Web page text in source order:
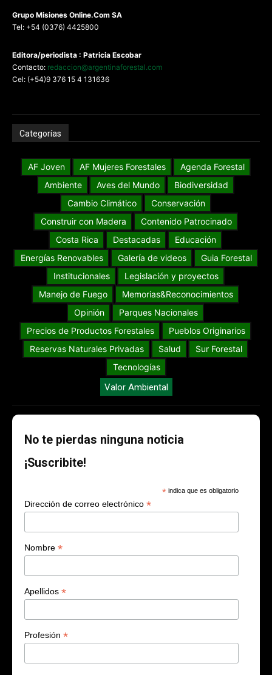
Grupo Misiones Online.Com SA
Tel: +54 (0376) 4425800
Editora/periodista : Patricia Escobar
Contacto: redaccion@argentinaforestal.com
Cel: (+54)9 376 15 4 131636
Categorías
AF Joven AF Mujeres Forestales
Agenda Forestal
Ambiente
Aves del Mundo
Biodiversidad
Cambio Climático
Conservación
Construir con Madera
Contenido Patrocinado
Costa Rica
Destacadas
Educación
Energías Renovables
Galería de videos
Guia Forestal
Institucionales
Legislación y proyectos
Manejo de Fuego
Memorias&Reconocimientos
Opinión
Parques Nacionales
Precios de Productos Forestales
Pueblos Originarios
Reservas Naturales Privadas
Salud
Sur Forestal
Tecnologías
Valor Ambiental
No te pierdas ninguna noticia
¡Suscribite!
* indica que es obligatorio
Dirección de correo electrónico *
Nombre *
Apellidos *
Profesión *